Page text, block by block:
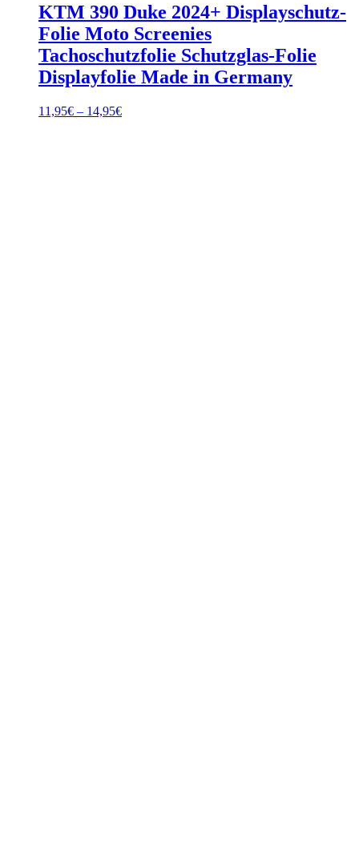
KTM 390 Duke 2024+ Displayschutz-
Folie Moto Screenies
Tachoschutzfolie Schutzglas-Folie
Displayfolie Made in Germany
11,95€ – 14,95€Preisspanne: